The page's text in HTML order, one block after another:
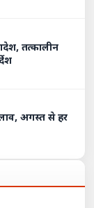
तत्कालीन
अगस्त से हर